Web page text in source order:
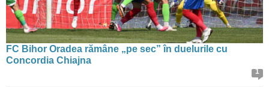
FC Bihor Oradea rămâne „pe sec” în duelurile cu
Concordia Chiajna
1